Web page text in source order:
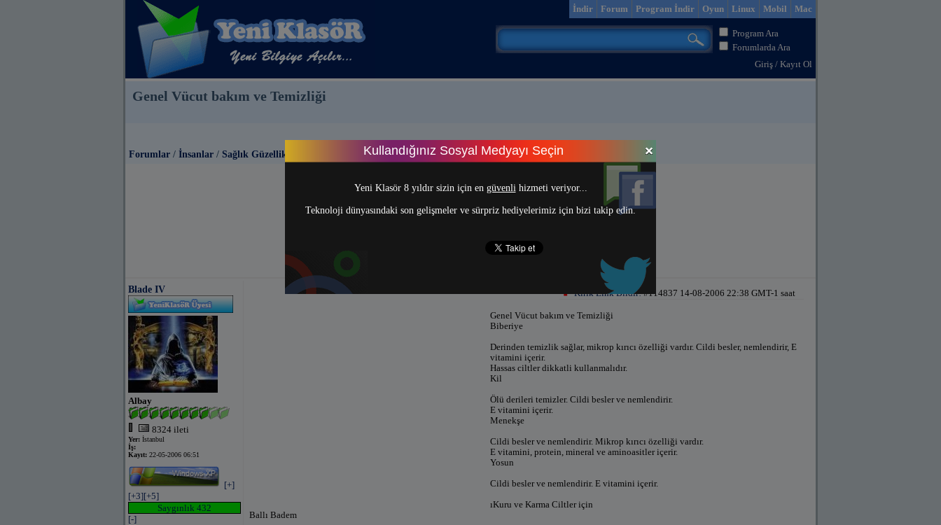
Mac
Mobil
Linux
Oyun
Program İndir
Forum
İndir
Program Ara
Forumlarda Ara
Giriş / Kayıt Ol
Kullandığınız Sosyal Medyayı Seçin
Yeni Klasör 8 yıldır sizin için en güvenlihizmeti veriyor...
Teknoloji dünyasındaki son gelişmeler ve sürpriz hediyelerimiz için bizi takip edin.
Genel Vücut bakım ve Temizliği
Forumlar / İnsanlar / Sağlık Güzellik
Blade IV
Albay
8324 ileti
Yer: İstanbul
İş:
Kayıt: 22-05-2006 06:51
[+]
[+3][+5]
Saygınlık 432
[-]
Kırık Link Bildir!#114837 14-08-2006 22:38 GMT-1 saat
Genel Vücut bakım ve Temizliği
Biberiye
Derinden temizlik sağlar, mikrop kırıcı özelliği vardır. Cildi besler, nemlendirir, E
vitamini içerir.
Hassas ciltler dikkatli kullanmalıdır.
Kil
Ölü derileri temizler. Cildi besler ve nemlendirir.
E vitamini içerir.
Menekşe
Cildi besler ve nemlendirir. Mikrop kırıcı özelliği vardır.
E vitamini, protein, mineral ve aminoasitler içerir.
Yosun
Cildi besler ve nemlendirir. E vitamini içerir.
ıKuru ve Karma Ciltler için
Ballı Badem